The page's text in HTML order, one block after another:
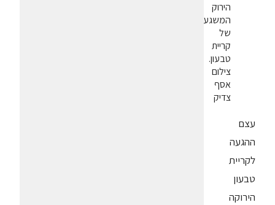
הירוק
המשגע
של
קריית
טבעון.
צילום
אסף
צדיק
עצם
ההגעה
לקריית
טבעון
הירוקה